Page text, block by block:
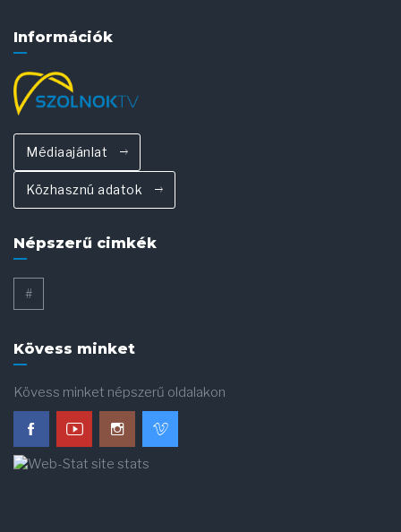
Információk
Médiaajánlat
Közhasznú adatok
Népszerű cimkék
#
Kövess minket
Kövess minket népszerű oldalakon